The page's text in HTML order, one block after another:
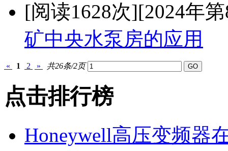
[阅读1628次][2024年
矿中央水泵房的应用
« 1 2 » 共26条/2页
点击排行榜
Honeywell高压变频器